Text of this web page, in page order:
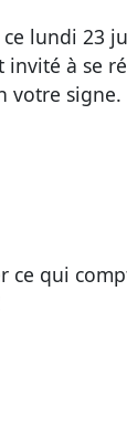
lundi 23
à se
ce qui